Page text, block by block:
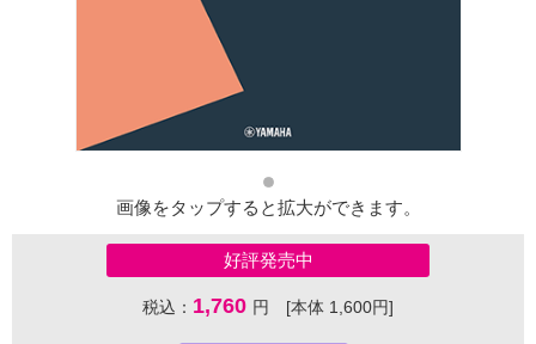
画像をタップすると拡大ができます。
好評発売中
税込： 1,760 円 [本体 1,600円]